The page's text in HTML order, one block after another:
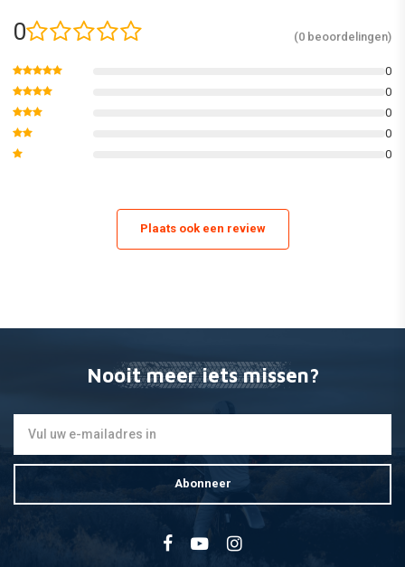
0 (0 beoordelingen)
0
0
0
0
0
Plaats ook een review
Nooit meer iets missen?
Abonneer